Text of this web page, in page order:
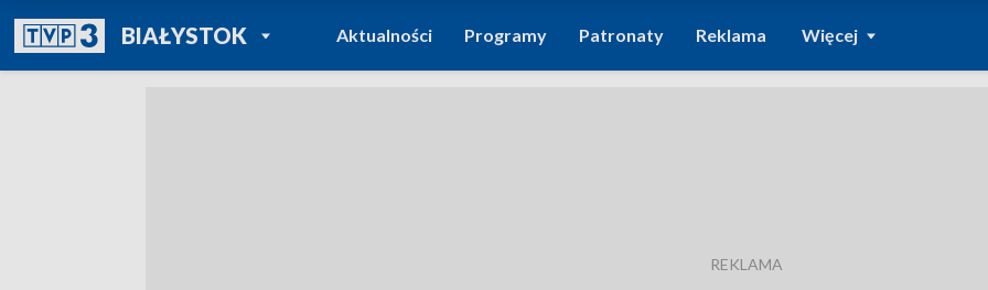
BIAŁYSTOKPOWRÓT DO
TVP REGIONY
Aktualności Programy Patronaty Reklama Więcej